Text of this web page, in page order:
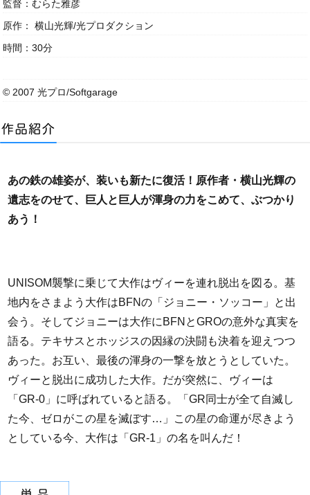
監督：むらた雅彦
原作： 横山光輝/光プロダクション
時間：30分
© 2007 光プロ/Softgarage
あの鉄の雄姿が、装いも新たに復活！原作者・横山光輝の
遺志をのせて、巨人と巨人が渾身の力をこめて、ぶつかり
あう！
UNISOM襲撃に乗じて大作はヴィーを連れ脱出を図る。基
地内をさまよう大作はBFNの「ジョニー・ソッコー」と出
会う。そしてジョニーは大作にBFNとGROの意外な真実を
語る。テキサスとホッジスの因縁の決闘も決着を迎えつつ
あった。お互い、最後の渾身の一撃を放とうとしていた。
ヴィーと脱出に成功した大作。だが突然に、ヴィーは
「GR-0」に呼ばれていると語る。「GR同士が全て自滅し
た今、ゼロがこの星を滅ぼす…」この星の命運が尽きよう
としている今、大作は「GR-1」の名を叫んだ！